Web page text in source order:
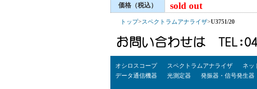
価格（税込）
sold out
トップ>スペクトラムアナライザ>U3751/20
オシロスコープ スペクトラムアナライザ ネッ
データ通信機器
光測定器 発振器・信号発生器